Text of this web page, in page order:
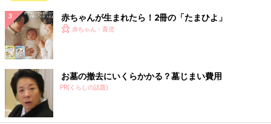
赤ちゃんが生まれたら！2冊の「たまひよ」
赤ちゃん・育児
お墓の撤去にいくらかかる？墓じまい費用
PR(くらしの話題)